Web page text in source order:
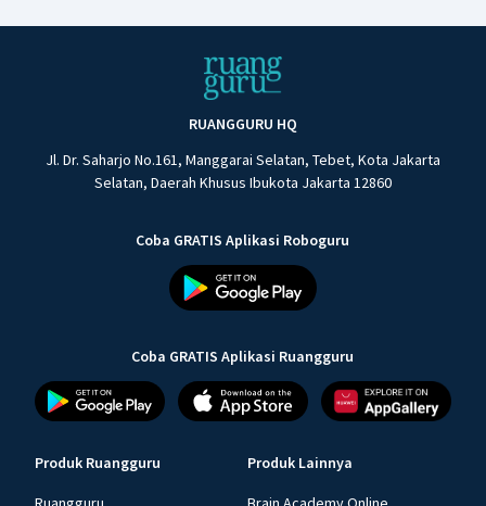
RUANGGURU HQ
Jl. Dr. Saharjo No.161, Manggarai Selatan, Tebet, Kota Jakarta
Selatan, Daerah Khusus Ibukota Jakarta 12860
Coba GRATIS Aplikasi Roboguru
Coba GRATIS Aplikasi Ruangguru
Produk Ruangguru Produk Lainnya